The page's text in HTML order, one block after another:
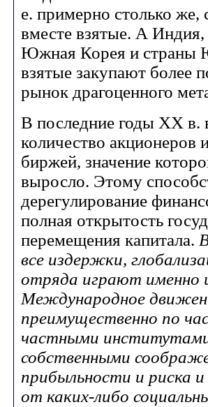
е. примерно столько
вместе взятые. А
Южная Корея и страны
взятые закупают более
рынок драгоценного
В последние годы ХХ в.
количество
биржей, значение
выросло. Этому
дерегулирование
полная открытость
перемещения капитала.
все издержки,
отряда играют именно
Международное
преимущественно по
частными
собственными
прибыльности и риска
от каких-либо